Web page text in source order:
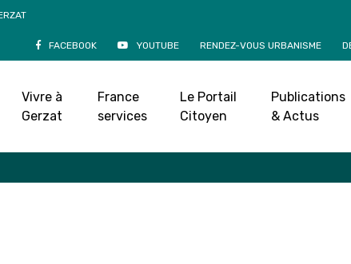
FACEBOOK YOUTUBE RENDEZ-VOUS URBANISME
Vivre à
Gerzat
France
services
Le Portail
Citoyen
Publications
& Actus
Accueil»Agenda